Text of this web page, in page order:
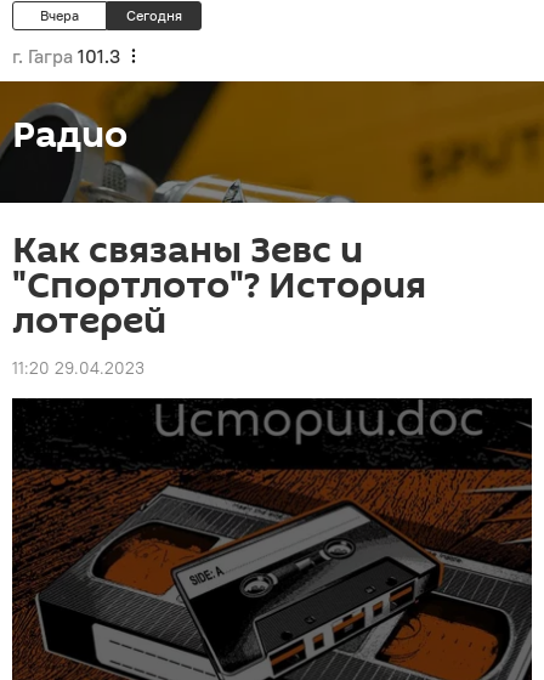
Вчера Сегодня
г. Гагра 101.3
Радио
Как связаны Зевс и
"Спортлото"? История
лотерей
11:20 29.04.2023